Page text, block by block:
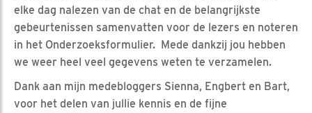
elke dag nalezen van de chat en de belangrijkste
gebeurtenissen samenvatten voor de lezers en noteren
in het Onderzoeksformulier. Mede dankzij jou hebben
we weer heel veel gegevens weten te verzamelen.
Dank aan mijn medebloggers Sienna, Engbert en Bart,
voor het delen van jullie kennis en de fijne